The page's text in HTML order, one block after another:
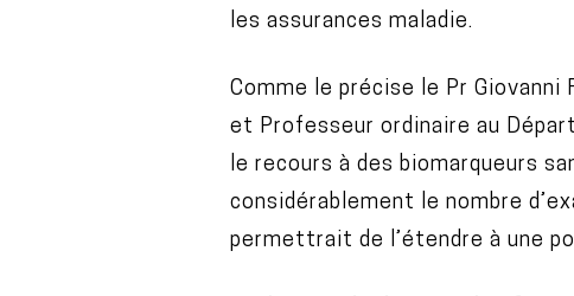
les assurances maladie.
Comme le précise le Pr Giovanni
et Professeur ordinaire au
le recours à des biomarqueurs
considérablement le nombre
permettrait de l’étendre à une